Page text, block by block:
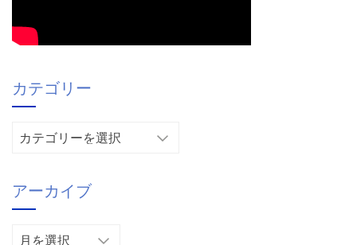
カテゴリー
リ
ー
アーカイブ
ア